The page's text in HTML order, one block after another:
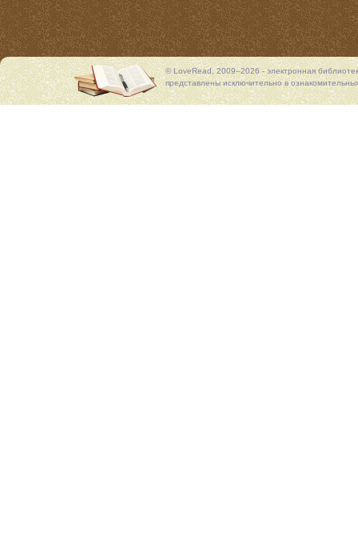
© LoveRead, 2009–2026 - электронная
представлены исключительно в